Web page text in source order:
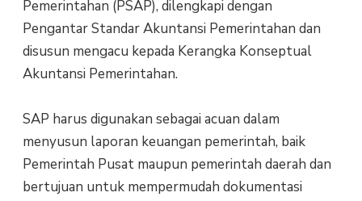
Pemerintahan (PSAP), dilengkapi dengan
Pengantar Standar Akuntansi Pemerintahan dan
disusun mengacu kepada Kerangka Konseptual
Akuntansi Pemerintahan.
SAP harus digunakan sebagai acuan dalam
menyusun laporan keuangan pemerintah, baik
Pemerintah Pusat maupun pemerintah daerah dan
bertujuan untuk mempermudah dokumentasi